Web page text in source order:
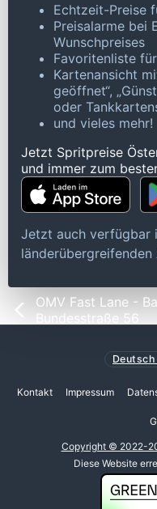
Echtzeit-Preise
Preisalarme bei
Wunschpreises
Favoritenliste
Kartenansicht
geöffnet“,
oder
und vieles mehr!
Jetzt Spritpreise
und immer zum
Jetzt auch verfügbar
länderübergreifenden
OMV Fast Lane -
Bundesstraße 56
Deutsch
Kontakt Impressum
Copyright © 2022-
Diese Website